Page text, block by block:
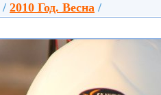
/ 2010 Год. Весна /